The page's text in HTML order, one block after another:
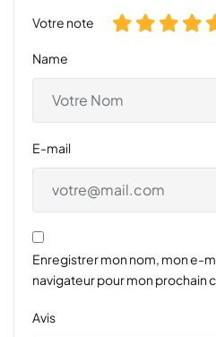
Votre note
Name
E-mail
Enregistrer mon nom, mon e-
navigateur pour mon prochain
Avis